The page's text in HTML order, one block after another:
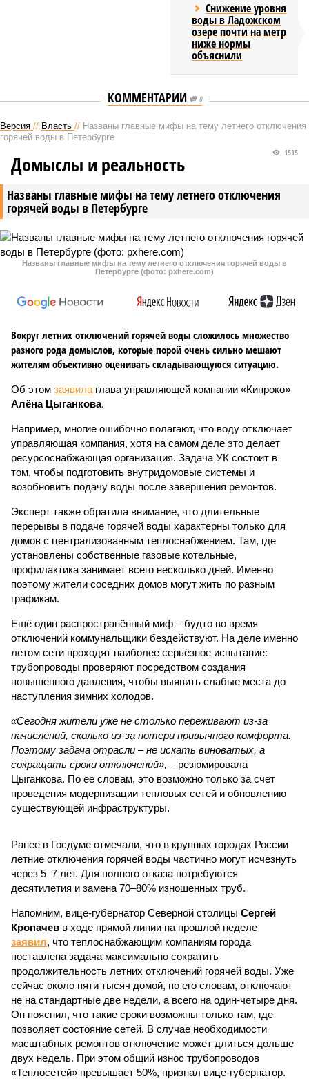
Снижение уровня
воды в Ладожском
озере почти на метр
ниже нормы
объяснили
КОММЕНТАРИИ 0
Версия // Власть // Названы главные мифы на тему летнего отключения
горячей воды в Петербурге
Названы главные мифы на тему летнего отключения
горячей воды в Петербурге
1515
Домыслы и реальность
Названы главные мифы на тему летнего отключения горячей воды в
Петербурге (фото: pxhere.com)
Вокруг летних отключений горячей воды сложилось множество
разного рода домыслов, которые порой очень сильно мешают
жителям объективно оценивать складывающуюся ситуацию.
Об этом заявила глава управляющей компании «Кипроко»
Алёна Цыганкова.
Например, многие ошибочно полагают, что воду отключает
управляющая компания, хотя на самом деле это делает
ресурсоснабжающая организация. Задача УК состоит в
том, чтобы подготовить внутридомовые системы и
возобновить подачу воды после завершения ремонтов.
Эксперт также обратила внимание, что длительные
перерывы в подаче горячей воды характерны только для
домов с централизованным теплоснабжением. Там, где
установлены собственные газовые котельные,
профилактика занимает всего несколько дней. Именно
поэтому жители соседних домов могут жить по разным
графикам.
Ещё один распространённый миф – будто во время
отключений коммунальщики бездействуют. На деле именно
летом сети проходят наиболее серьёзное испытание:
трубопроводы проверяют посредством создания
повышенного давления, чтобы выявить слабые места до
наступления зимних холодов.
«Сегодня жители уже не столько переживают из-за
начислений, сколько из-за потери привычного комфорта.
Поэтому задача отрасли – не искать виноватых, а
сокращать сроки отключений», – резюмировала
Цыганкова. По ее словам, это возможно только за счет
проведения модернизации тепловых сетей и обновлению
существующей инфраструктуры.
Ранее в Госдуме отмечали, что в крупных городах России
летние отключения горячей воды частично могут исчезнуть
через 5–7 лет. Для полного отказа потребуются
десятилетия и замена 70–80% изношенных труб.
Напомним, вице-губернатор Северной столицы Сергей
Кропачев в ходе прямой линии на прошлой неделе
заявил, что теплоснабжающим компаниям города
поставлена задача максимально сократить
продолжительность летних отключений горячей воды. Уже
сейчас около пяти тысяч домой, по его словам, отключают
не на стандартные две недели, а всего на один-четыре дня.
Он пояснил, что такие сроки возможны только там, где
позволяет состояние сетей. В случае необходимости
масштабных ремонтов отключение может длиться дольше
двух недель. При этом общий износ трубопроводов
«Теплосетей» превышает 50%, признал вице-губернатор.